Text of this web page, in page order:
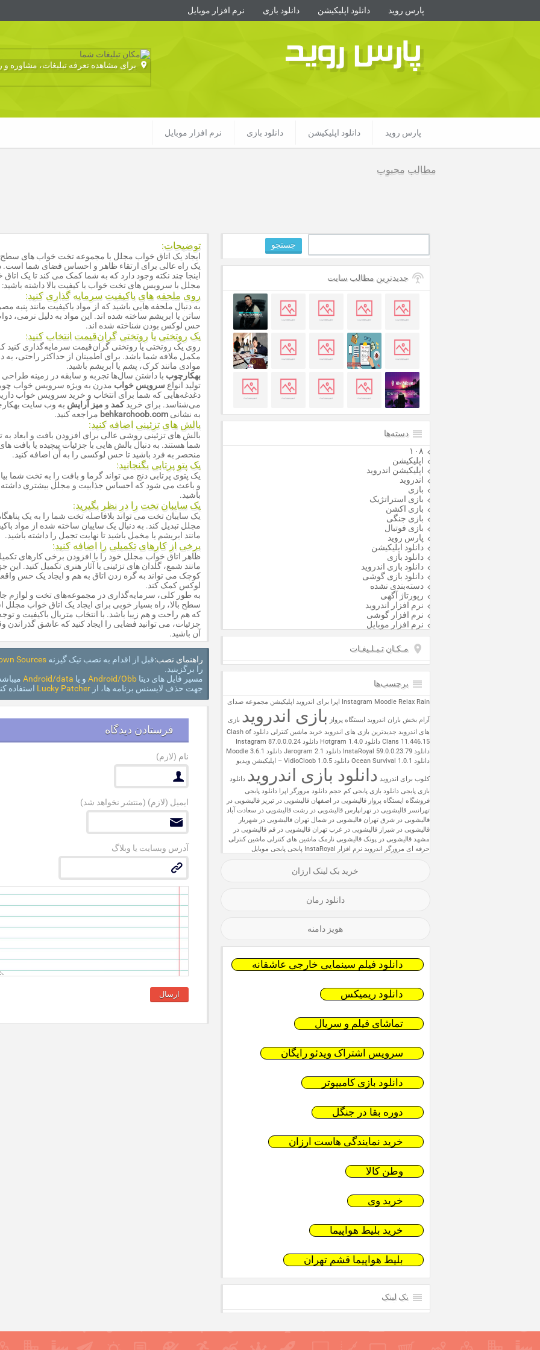
پارس روید دانلود اپلیکیشن دانلود بازی نرم افزار موبایل
پارس روید برای مشاهده تعرفه تبلیغات، مشاوره و
پارس روید دانلود اپلیکیشن دانلود بازی نرم افزار موبایل
مطالب محبوب
جستجو
جدیدترین مطالب سایت
دسته‌ها
۱۰۸
اپلیکیشن
اپلیکیشن اندروید
اندروید
بازی
بازی استراتژیک
بازی اکشن
بازی جنگی
بازی فوتبال
پارس روید
دانلود اپلیکیشن
دانلود بازی
دانلود بازی اندروید
دانلود بازی گوشی
دسته‌بندی نشده
رپورتاژ آگهی
نرم افزار اندروید
نرم افزار گوشی
نرم افزار موبایل
مـکـان تـبـلـیغـات
برچسب‌ها
Instagram Moodle Relax Rain اپرا برای اندروید اپلیکیشن مجموعه صدای
آرام بخش باران اندروید ایستگاه پرواز بازی اندروید بازی
های اندروید جدیدترین بازی های اندروید خرید ماشین کنترلی
دانلود Clash of
Clans 11.446.15 دانلود Hotgram 1.4.0
دانلود Instagram 87.0.0.0.24
دانلود InstaRoyal 59.0.0.23.79
دانلود Jarogram 2.1
دانلود Moodle 3.6.1
دانلود Ocean Survival 1.0.1
دانلود VidioCloob 1.0.5 – اپلیکیشن ویدیو
کلوب برای اندروید دانلود بازی اندروید دانلود
بازی پابجی دانلود بازی پابجی کم حجم دانلود مرورگر اپرا دانلود پابجی
فروشگاه ایستگاه پرواز قالیشویی در اصفهان قالیشویی در تبریز قالیشویی در
تهرانسر قالیشویی در تهرانپارس قالیشویی در رشت قالیشویی در سعادت آباد
قالیشویی در شرق تهران قالیشویی در شمال تهران قالیشویی در شهریار
قالیشویی در شیراز قالیشویی در غرب تهران قالیشویی در قم قالیشویی در
مشهد قالیشویی در پونک قالیشویی نارمک ماشین های کنترلی ماشین کنترلی
حرفه ای مرورگر اندروید نرم افزار InstaRoyal پابجی پابجی موبایل
خرید بک لینک ارزان
دانلود رمان
هویز دامنه
دانلود فیلم سینمایی خارجی عاشقانه
دانلود ریمیکس
تماشای فیلم و سریال
سرویس اشتراک ویدئو رایگان
دانلود بازی کامیپوتر
دوره بقا در جنگل
خرید نمایندگی هاست ارزان
وطن کالا
خرید وی
خرید بلیط هواپیما
بلیط هواپیما قشم تهران
بک لینک
توضیحات:
ایجاد یک اتاق خواب مجلل با مجموعه تخت خواب های سطح
یک راه عالی برای ارتقاء ظاهر و احساس فضای شما است.
اینجا چند نکته وجود دارد که به شما کمک می کند تا یک
مجلل با سرویس های تخت خواب با کیفیت بالا داشته باشید:
روی ملحفه های باکیفیت سرمایه گذاری کنید:
به دنبال ملحفه هایی باشید که از مواد باکیفیت مانند پنبه
ساتن یا ابریشم ساخته شده اند. این مواد به دلیل نرمی،
حس لوکس بودن شناخته شده اند.
یک روتختی یا روتختی گران‌قیمت انتخاب کنید:
روی یک روتختی یا روتختی گران‌قیمت سرمایه‌گذاری کنید
مکمل ملافه شما باشد. برای اطمینان از حداکثر راحتی، به
موادی مانند کرک، پشم یا ابریشم باشید.
بهکارچوب با داشتن سال‌ها تجربه و سابقه در زمینه طراحی
تولید انواع سرویس خواب مدرن به ویژه سرویس خواب
دغدغه‌هایی که شما برای انتخاب و خرید سرویس خواب
می‌شناسد. برای خرید کمد و میز آرایش به وب سایت
به نشانی behkarchoob.com مراجعه کنید.
بالش های تزئینی اضافه کنید:
بالش های تزئینی روشی عالی برای افزودن بافت و ابعاد
شما هستند. به دنبال بالش هایی با جزئیات پیچیده یا بافت
منحصر به فرد باشید تا حس لوکسی را به آن اضافه کنید.
یک پتو پرتابی بگنجانید:
یک پتوی پرتابی دنج می تواند گرما و بافت را به تخت شما
و باعث می شود که احساس جذابیت و مجلل بیشتری داشته
باشید.
یک سایبان تخت را در نظر بگیرید:
یک سایبان تخت می تواند بلافاصله تخت شما را به یک
مجلل تبدیل کند. به دنبال یک سایبان ساخته شده از مواد
مانند ابریشم یا مخمل باشید تا نهایت تجمل را داشته باشید.
برخی از کارهای تکمیلی را اضافه کنید:
ظاهر اتاق خواب مجلل خود را با افزودن برخی کارهای
مانند شمع، گلدان های تزئینی یا آثار هنری تکمیل کنید. این
کوچک می تواند به گره زدن اتاق به هم و ایجاد یک حس
لوکس کمک کند.
به طور کلی، سرمایه‌گذاری در مجموعه‌های تخت و لوازم
سطح بالا، راه بسیار خوبی برای ایجاد یک اتاق خواب
که هم راحت و هم زیبا باشد. با انتخاب متریال باکیفیت و
جزئیات، می توانید فضایی را ایجاد کنید که عاشق گذراندن
آن باشید.
راهنمای نصب:قبل از اقدام به نصب تیک گیزنهSources
را برگزینید.
مسیر فایل های دیتاAndroid/Obb و یا Android/data
جهت حذف لایسنس برنامه ها، ازLucky Patcher استفاده
فرستادن دیدگاه
نام (لازم)
ایمیل (لازم) (منتشر نخواهد شد)
آدرس وبسایت یا وبلاگ